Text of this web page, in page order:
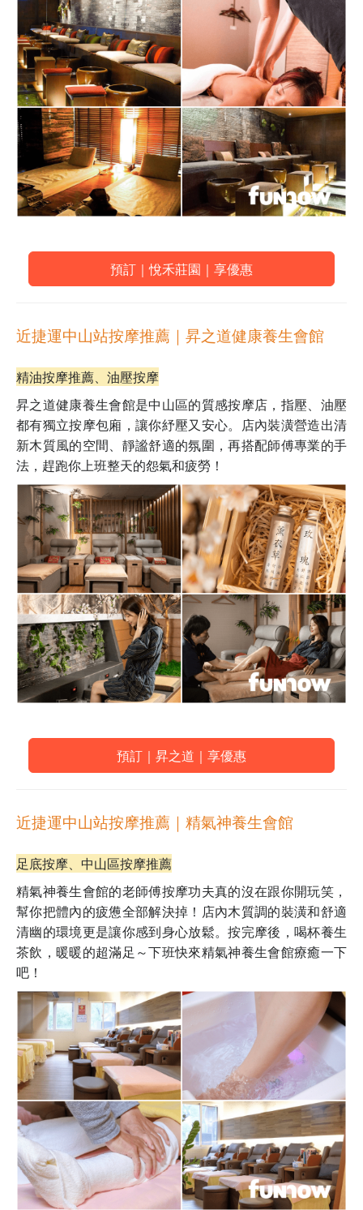
預訂｜悅禾莊園｜享優惠
近捷運中山站按摩推薦｜ 昇之道健康養生會館
精油按摩推薦、油壓按摩
昇之道健康養生會館是中山區的質感按摩店，指壓、油壓
都有獨立按摩包廂，讓你紓壓又安心。店內裝潢營造出清
新木質風的空間、靜謐舒適的氛圍，再搭配師傅專業的手
法，趕跑你上班整天的怨氣和疲勞！
預訂｜昇之道｜享優惠
近捷運中山站按摩推薦｜ 精氣神養生會館
足底按摩、中山區按摩推薦
精氣神養生會館的老師傅按摩功夫真的沒在跟你開玩笑，
幫你把體內的疲憊全部解決掉！店內木質調的裝潢和舒適
清幽的環境更是讓你感到身心放鬆。按完摩後，喝杯養生
茶飲，暖暖的超滿足～下班快來精氣神養生會館療癒一下
吧！